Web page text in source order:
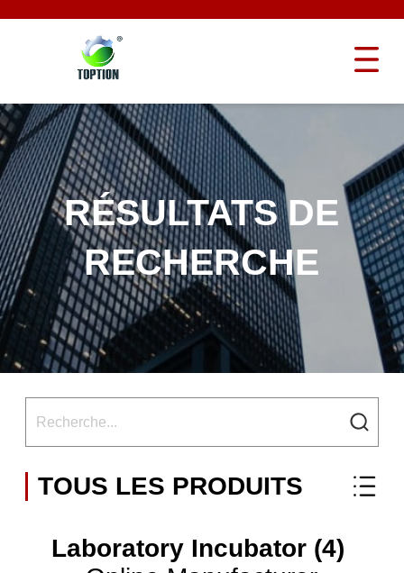
RÉSULTATS DE
RECHERCHE
TOUS LES PRODUITS
Laboratory Incubator (4)